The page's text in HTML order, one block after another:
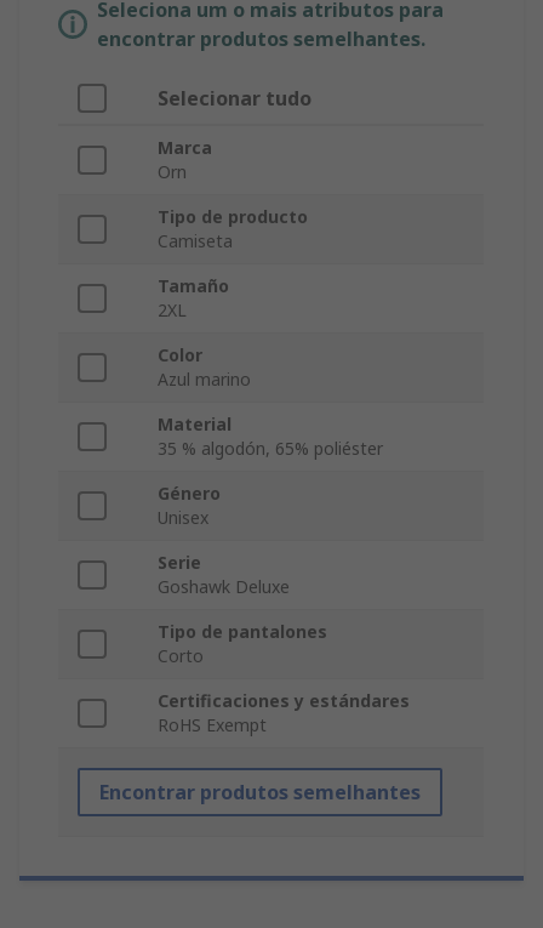
Seleciona um o mais atributos para
encontrar produtos semelhantes.
Selecionar tudo
Marca
Orn
Tipo de producto
Camiseta
Tamaño
2XL
Color
Azul marino
Material
35 % algodón, 65% poliéster
Género
Unisex
Serie
Goshawk Deluxe
Tipo de pantalones
Corto
Certificaciones y estándares
RoHS Exempt
Encontrar produtos semelhantes